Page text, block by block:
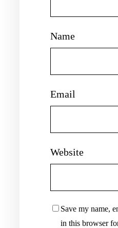
Name
Email
Website
Save my name,
in this browser